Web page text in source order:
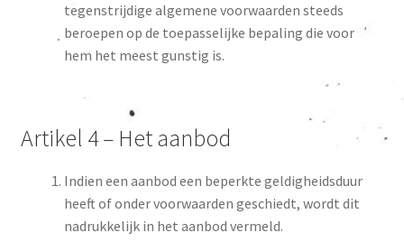
tegenstrijdige algemene voorwaarden steeds
beroepen op de toepasselijke bepaling die voor
hem het meest gunstig is.
Artikel 4 – Het aanbod
Indien een aanbod een beperkte geldigheidsduur
heeft of onder voorwaarden geschiedt, wordt dit
nadrukkelijk in het aanbod vermeld.